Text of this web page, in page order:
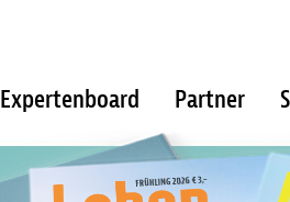
Expertenboard Partner